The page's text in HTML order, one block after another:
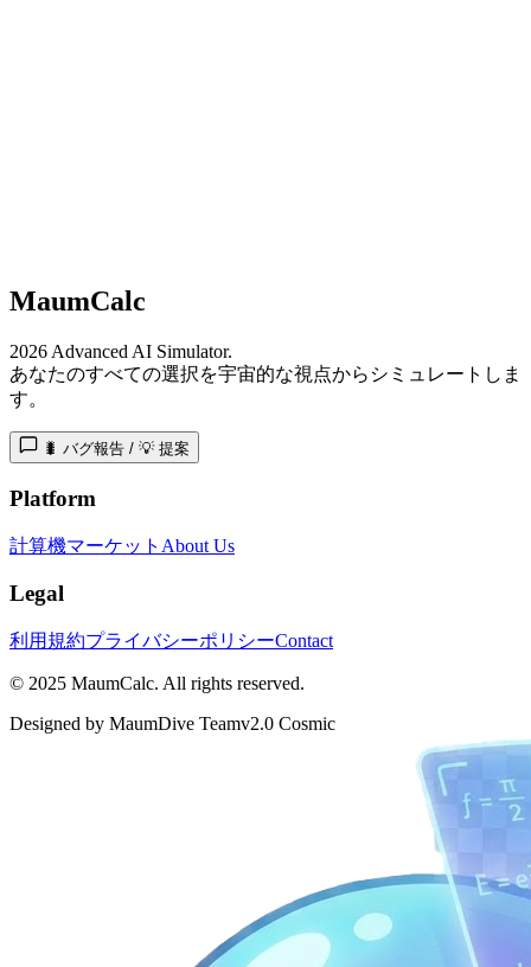
MaumCalc
2026 Advanced AI Simulator.
あなたのすべての選択を宇宙的な視点からシミュレートしま
す。
🐛 バグ報告 / 💡 提案
Platform
計算機マーケット About Us
Legal
利用規約プライバシーポリシーContact
© 2025 MaumCalc. All rights reserved.
Designed by MaumDive Teamv2.0 Cosmic